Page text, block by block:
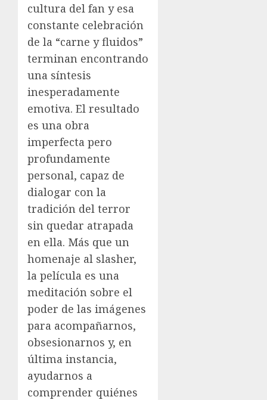
cultura del fan y esa
constante celebración
de la “carne y fluidos”
terminan encontrando
una síntesis
inesperadamente
emotiva. El resultado
es una obra
imperfecta pero
profundamente
personal, capaz de
dialogar con la
tradición del terror
sin quedar atrapada
en ella. Más que un
homenaje al slasher,
la película es una
meditación sobre el
poder de las imágenes
para acompañarnos,
obsesionarnos y, en
última instancia,
ayudarnos a
comprender quiénes